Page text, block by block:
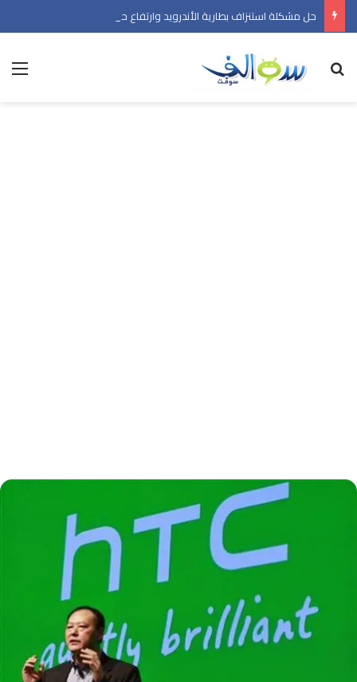
حل مشكلة استنزاف بطارية الأندرويد وارتفاع حرارة الهاتف في 2026
بحث عن